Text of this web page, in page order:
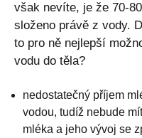
však nevíte, je že 70-
složeno právě z vody.
to pro ně nejlepší
vodu do těla?
nedostatečný příjem
vodou, tudíž nebude
mléka a jeho vývoj se